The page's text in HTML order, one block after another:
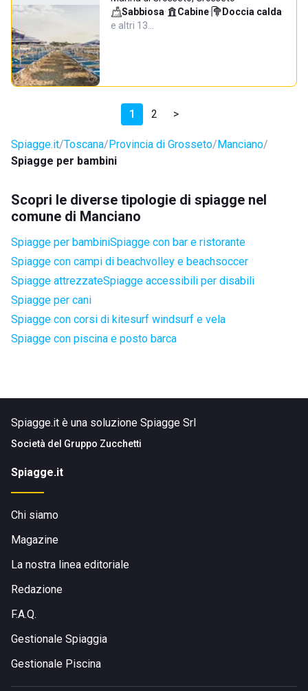
Sabbiosa· Cabine· Doccia calda·
e altri 13…
1 2 >
Spiagge.it Toscana Provincia di Grosseto Manciano
Spiagge per bambini
Scopri le diverse tipologie di spiagge nel
comune di Manciano
Spiagge per bambiniSpiagge con bar e ristorante
Spiagge con campi di beachvolley e beachsoccer
Spiagge attrezzateSpiagge accessibili per disabili
Spiagge per cani
Spiagge con corsi di kitesurf windsurf e vela
Spiagge con piscina e posto barca
Spiagge.it è una soluzione Spiagge Srl
Società del Gruppo Zucchetti
Spiagge.it
Chi siamo
Magazine
La nostra linea editoriale
Redazione
F.A.Q.
Gestionale Spiaggia
Gestionale Piscina